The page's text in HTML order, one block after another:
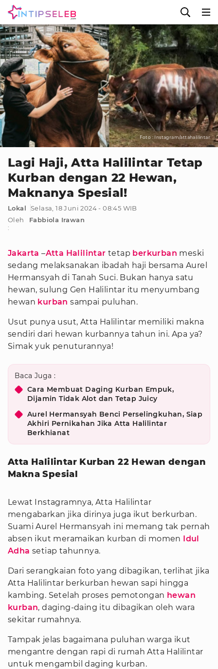
Foto : Instagram/attahalilintar
Lagi Haji, Atta Halilintar Tetap
Kurban dengan 22 Hewan,
Maknanya Spesial!
Lokal
Selasa, 18 Juni 2024 - 08:45 WIB
Oleh
:
Fabbiola Irawan
Jakarta –Atta Halilintar tetap berkurban meski
sedang melaksanakan ibadah haji bersama Aurel
Hermansyah di Tanah Suci. Bukan hanya satu
hewan, sulung Gen Halilintar itu menyumbang
hewan kurban sampai puluhan.
Usut punya usut, Atta Halilintar memiliki makna
sendiri dari hewan kurbannya tahun ini. Apa ya?
Simak yuk penuturannya!
Baca Juga :
Cara Membuat Daging Kurban Empuk,
Dijamin Tidak Alot dan Tetap Juicy
Aurel Hermansyah Benci Perselingkuhan, Siap
Akhiri Pernikahan Jika Atta Halilintar
Berkhianat
Atta Halilintar Kurban 22 Hewan dengan
Makna Spesial
Lewat Instagramnya, Atta Halilintar
mengabarkan jika dirinya juga ikut berkurban.
Suami Aurel Hermansyah ini memang tak pernah
absen ikut meramaikan kurban di momen Idul
Adha setiap tahunnya.
Dari serangkaian foto yang dibagikan, terlihat jika
Atta Halilintar berkurban hewan sapi hingga
kambing. Setelah proses pemotongan hewan
kurban, daging-daing itu dibagikan oleh wara
sekitar rumahnya.
Tampak jelas bagaimana puluhan warga ikut
mengantre dengan rapi di rumah Atta Halilintar
untuk mengambil daging kurban.